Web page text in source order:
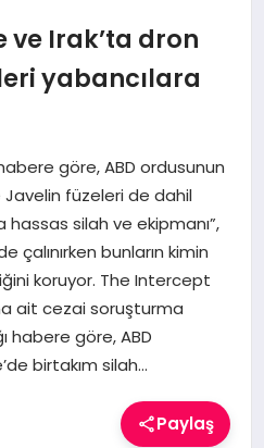
ve Irak’ta dron
yabancılara
habere göre, ABD ordusunun
Javelin füzeleri de dahil
hassas silah ve ekipmanı”,
çalınırken bunların kimin
koruyor. The Intercept
ait cezai soruşturma
habere göre, ABD
birtakım silah…
Paylaş